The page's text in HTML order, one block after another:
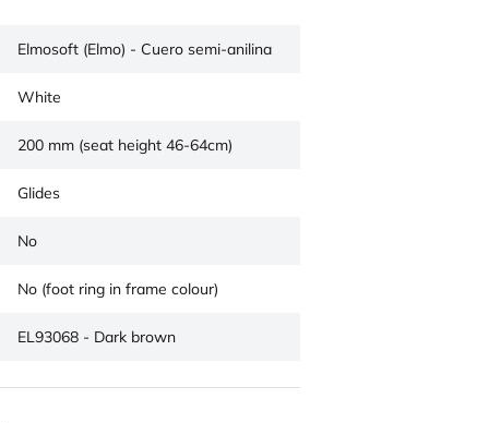
Elmosoft (Elmo) - Cuero semi-anilina
White
200 mm (seat height 46-64cm)
Glides
No
No (foot ring in frame colour)
EL93068 - Dark brown